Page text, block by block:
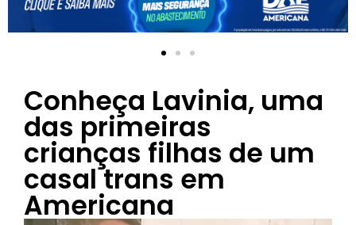
Conheça Lavinia, uma
das primeiras
crianças filhas de um
casal trans em
Americana